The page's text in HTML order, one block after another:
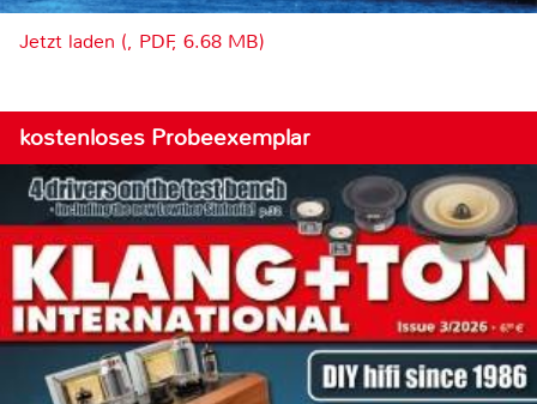
Jetzt laden (, PDF, 6.68 MB)
kostenloses Probeexemplar